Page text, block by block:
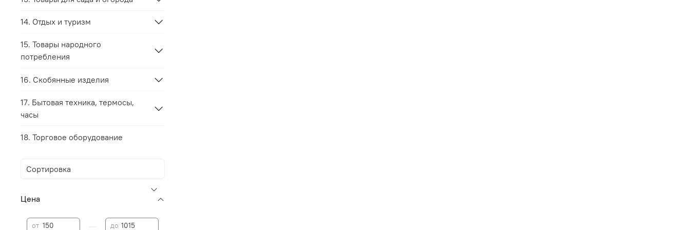
14. Отдых и туризм
15. Товары народного
потребления
16. Скобянные изделия
17. Бытовая техника, термосы,
часы
18. Торговое оборудование
Цена
от до